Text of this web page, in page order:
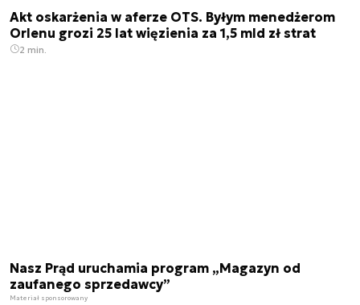
Akt oskarżenia w aferze OTS. Byłym menedżerom
Orlenu grozi 25 lat więzienia za 1,5 mld zł strat
2 min.
Nasz Prąd uruchamia program „Magazyn od
zaufanego sprzedawcy”
Materiał sponsorowany